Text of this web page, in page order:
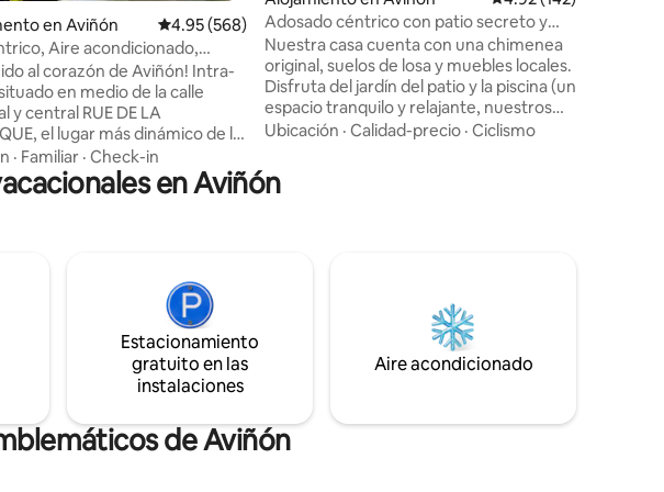
de 5, 124 reseñas
en Aviñón Calificación promedio: 4.95 de 5, 568 reseñas
4.95 (568)
Aire acondicionado,
Ascensor, Wifi
al corazón de Aviñón! Intra-
en medio de la calle
y central RUE DE LA
el lugar más dinámico de la
apartamento de 40 m2 en un
hotel particular está en el
con ascensor
de tren SNCF centro,
turismo, Aparcamiento Jean
bienvenida personalizada y
· Familiar · Check-in
Adosado céntrico con patio secreto y
piscina
Nuestra casa cuenta con una chimenea
original, suelos de losa y muebles locales.
Disfruta del jardín del patio y la piscina (un
espacio tranquilo y relajante, nuestros
vecinos también aprecian su
restaurantes y bares están a menos de
Ubicación · Calidad-precio · Ciclismo
en Aviñón
Estacionamiento
gratuito en las
instalaciones
Aire acondicionado
de Aviñón